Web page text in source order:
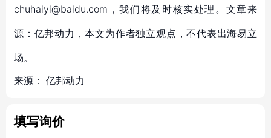
chuhaiyi@baidu.com，我们将及时核实处理。文章来
源：亿邦动力，本文为作者独立观点，不代表出海易立
场。
来源： 亿邦动力
填写询价